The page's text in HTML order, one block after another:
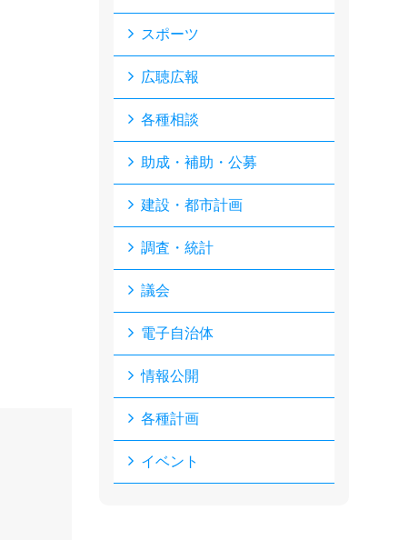
スポーツ
広聴広報
各種相談
助成・補助・公募
建設・都市計画
調査・統計
議会
電子自治体
情報公開
各種計画
イベント